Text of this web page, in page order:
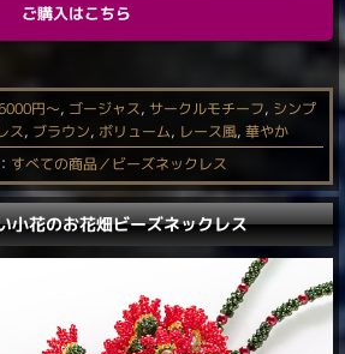
ご購入はこちら
円〜, ゴージャス, サークルモチーフ, シンプ
ス, ブラウン, ボリューム, レース風, 華やか
すべての商品／ビーズネックレス
小花のお花畑ビーズネックレス